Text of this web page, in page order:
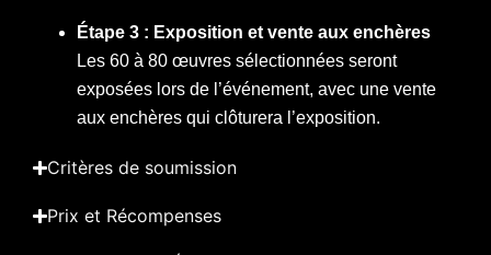
Étape 3 : Exposition et vente aux enchères
Les 60 à 80 œuvres sélectionnées seront
exposées lors de l’événement, avec une vente
aux enchères qui clôturera l’exposition.
Critères de soumission
Prix et Récompenses